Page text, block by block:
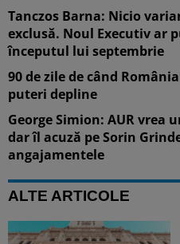
Tanczos Barna: Nicio
exclusă. Noul Executiv ar
începutul lui septembrie
90 de zile de când
puteri depline
George Simion: AUR vrea
dar îl acuză pe Sorin
angajamentele
ALTE ARTICOLE